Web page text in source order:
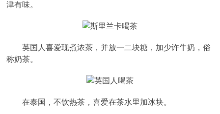
津有味。
英国人喜爱现煮浓茶，并放一二块糖，加少许牛奶，俗
称奶茶。
在泰国，不饮热茶，喜爱在茶水里加冰块。